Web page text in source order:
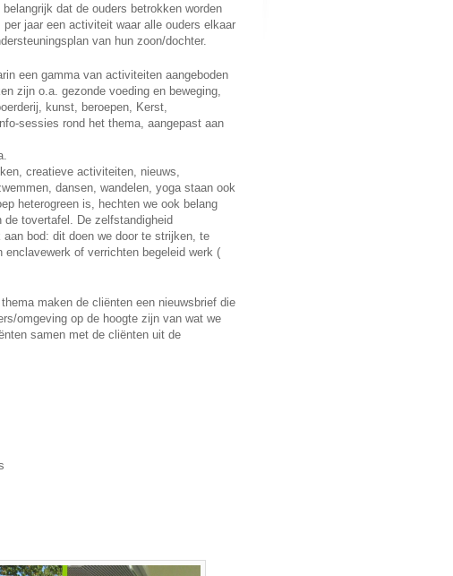
dat de ouders betrokken worden
jaar een activiteit waar alle ouders elkaar
van hun zoon/dochter.
een gamma van activiteiten aangeboden
zijn o.a. gezonde voeding en beweging,
kunst, beroepen, Kerst,
sessies rond het thema, aangepast aan
creatieve activiteiten, nieuws,
dansen, wandelen, yoga staan ook
heterogreen is, hechten we ook belang
tovertafel. De zelfstandigheid
bod: dit doen we door te strijken, te
of verrichten begeleid werk (
maken de cliënten een nieuwsbrief die
omgeving op de hoogte zijn van wat we
samen met de cliënten uit de